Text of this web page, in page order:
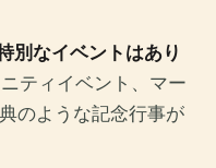
別なイベントはあり
ティイベント、マー
のような記念行事が